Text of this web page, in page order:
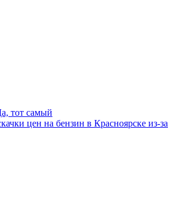
тот самый
цен на бензин в Красноярске из-за